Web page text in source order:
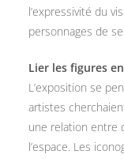
l’expressivité du
personnages de
Lier les figures
L’exposition se
artistes
une relation entre
l’espace. Les